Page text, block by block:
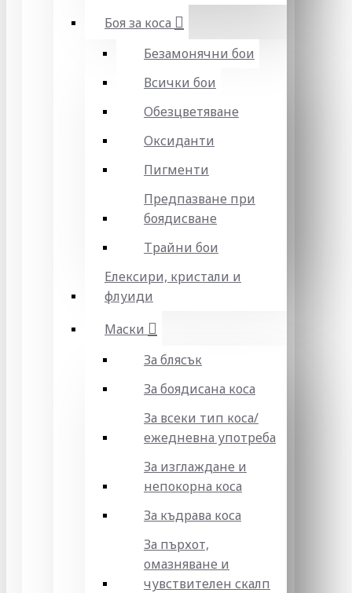
Боя за коса
Безамонячни бои
Всички бои
Обезцветяване
Оксиданти
Пигменти
Предпазване при
боядисване
Трайни бои
Елексири, кристали и
флуиди
Маски
За блясък
За боядисана коса
За всеки тип коса/
ежедневна употреба
За изглаждане и
непокорна коса
За къдрава коса
За пърхот,
омазняване и
чувствителен скалп